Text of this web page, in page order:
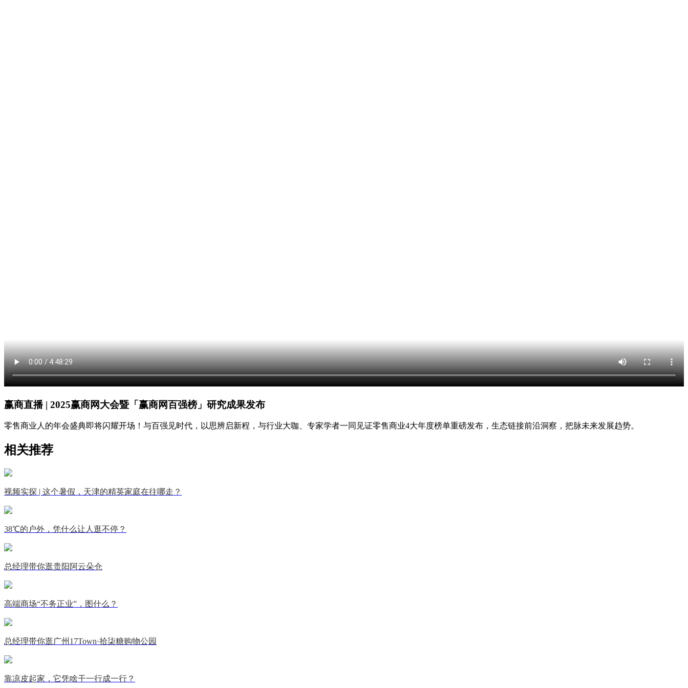
赢商直播 | 2025赢商网大会暨「赢商网百强榜」研究成果发布
零售商业人的年会盛典即将闪耀开场！与百强见时代，以思辨启新程，与行业大咖、专家学者一同见证零售商业4大年度榜单重磅发布，生态链接前沿洞察，把脉未来发展趋势。
相关推荐
视频实探 | 这个暑假，天津的精英家庭在往哪走？
38℃的户外，凭什么让人逛不停？
总经理带你逛贵阳阿云朵仓
高端商场“不务正业”，图什么？
总经理带你逛广州17Town·拾柒糖购物公园
靠凉皮起家，它凭啥干一行成一行？